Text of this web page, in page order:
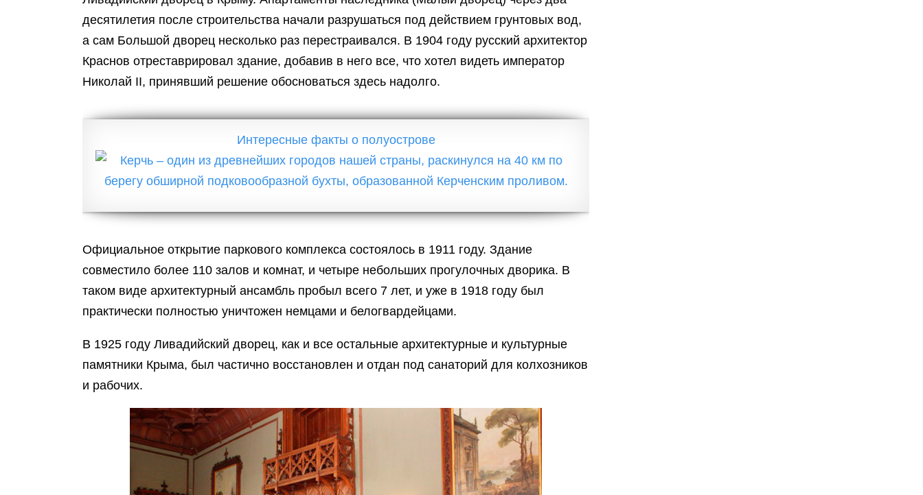
десятилетия после строительства начали разрушаться под действием грунтовых вод,
а сам Большой дворец несколько раз перестраивался. В 1904 году русский архитектор
Краснов отреставрировал здание, добавив в него все, что хотел видеть император
Николай II, принявший решение обосноваться здесь надолго.
Интересные факты о полуострове
Официальное открытие паркового комплекса состоялось в 1911 году. Здание
совместило более 110 залов и комнат, и четыре небольших прогулочных дворика. В
таком виде архитектурный ансамбль пробыл всего 7 лет, и уже в 1918 году был
практически полностью уничтожен немцами и белогвардейцами.
В 1925 году Ливадийский дворец, как и все остальные архитектурные и культурные
памятники Крыма, был частично восстановлен и отдан под санаторий для колхозников
и рабочих.